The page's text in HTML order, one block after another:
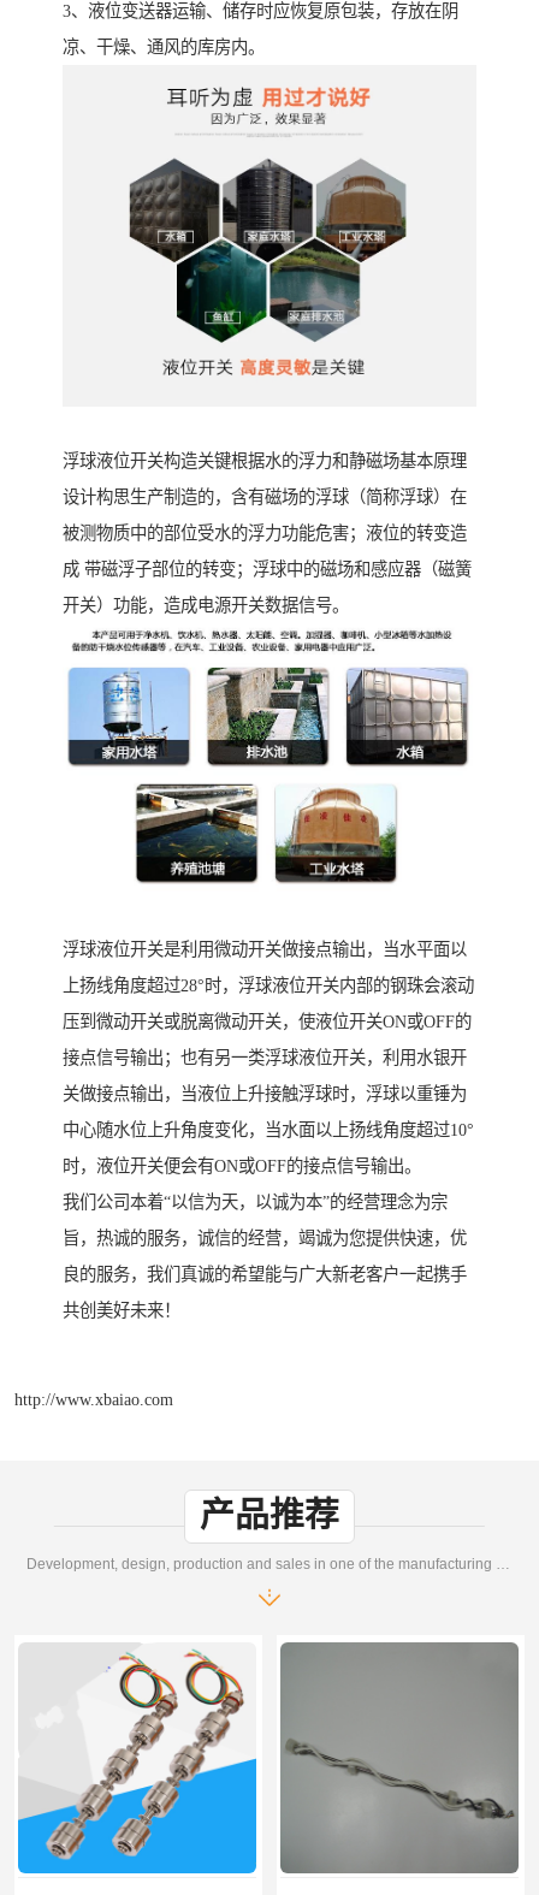
3、液位变送器运输、储存时应恢复原包装，存放在阴
凉、干燥、通风的库房内。
浮球液位开关构造关键根据水的浮力和静磁场基本原理
设计构思生产制造的，含有磁场的浮球（简称浮球）在
被测物质中的部位受水的浮力功能危害；液位的转变造
成 带磁浮子部位的转变；浮球中的磁场和感应器（磁簧
开关）功能，造成电源开关数据信号。
浮球液位开关是利用微动开关做接点输出，当水平面以
上扬线角度超过28°时，浮球液位开关内部的钢珠会滚动
压到微动开关或脱离微动开关，使液位开关ON或OFF的
接点信号输出；也有另一类浮球液位开关，利用水银开
关做接点输出，当液位上升接触浮球时，浮球以重锤为
中心随水位上升角度变化，当水面以上扬线角度超过10°
时，液位开关便会有ON或OFF的接点信号输出。
我们公司本着“以信为天，以诚为本”的经营理念为宗
旨，热诚的服务，诚信的经营，竭诚为您提供快速，优
良的服务，我们真诚的希望能与广大新老客户一起携手
共创美好未来！
http://www.xbaiao.com
产品推荐
Development, design, production and sales in one of the manufacturing enterprises